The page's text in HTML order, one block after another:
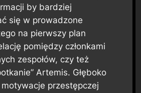
by bardziej
się w prowadzone
na pierwszy plan
pomiędzy członkami
zespołów, czy też
Artemis. Głęboko
przestępczej